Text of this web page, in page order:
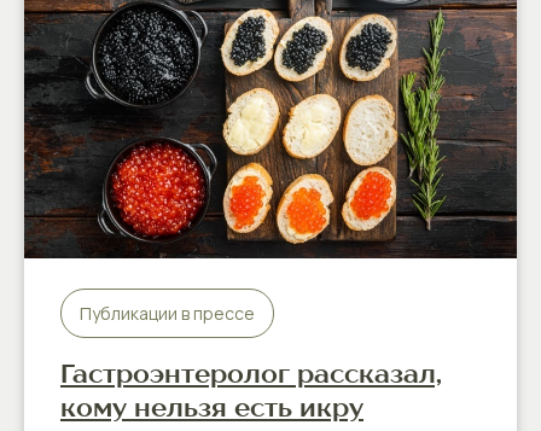
Публикации в прессе
Гастроэнтеролог рассказал,
кому нельзя есть икру